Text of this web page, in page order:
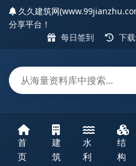
久久建筑网
分享平台！
每日签到
下
首
页
建
筑
水
利
结
构